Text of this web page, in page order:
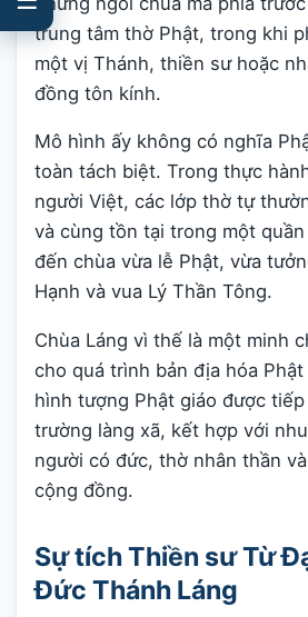
trung tâm thờ Phật, trong khi
một vị Thánh, thiền sư hoặc
đồng tôn kính.
Mô hình ấy không có nghĩa
toàn tách biệt. Trong thực
người Việt, các lớp thờ tự
và cùng tồn tại trong một
đến chùa vừa lễ Phật, vừa
Hạnh và vua Lý Thần Tông.
Chùa Láng vì thế là một minh
cho quá trình bản địa hóa Phật
hình tượng Phật giáo được
trường làng xã, kết hợp với
người có đức, thờ nhân thần
cộng đồng.
Sự tích Thiền sư Từ
Đức Thánh Láng